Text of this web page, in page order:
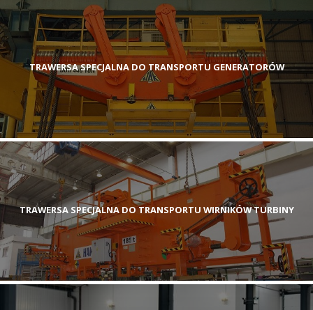
TRAWERSA SPECJALNA DO TRANSPORTU GENERATORÓW
TRAWERSA SPECJALNA DO TRANSPORTU WIRNIKÓW TURBINY